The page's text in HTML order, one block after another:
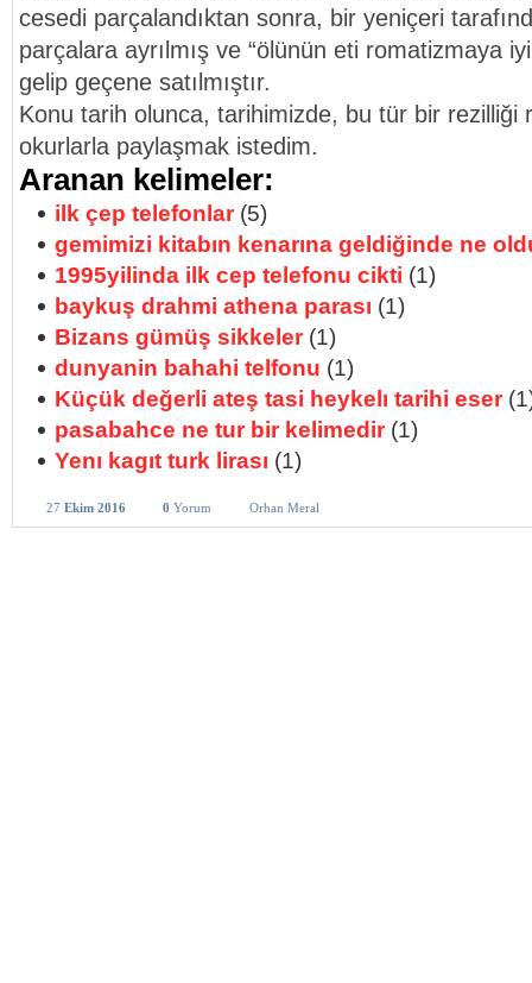
cesedi parçalandıktan sonra, bir yeniçeri
parçalara ayrılmış ve “ölünün eti romatizmaya
gelip geçene satılmıştır.
Konu tarih olunca, tarihimizde, bu tür bir rezilliği
okurlarla paylaşmak istedim.
Aranan kelimeler:
ilk çep telefonlar(5)
gemimizi kitabın kenarına geldiğinde ne
1995yilinda ilk cep telefonu cikti (1)
baykuş drahmi athena parası (1)
Bizans gümüş sikkeler(1)
dunyanin bahahi telfonu (1)
Küçük değerli ateş tasi heykelı tarihi eser
pasabahce ne tur bir kelimedir(1)
Yenı kagıt turk lirası (1)
27 Ekim 2016 0 Yorum Orhan Meral